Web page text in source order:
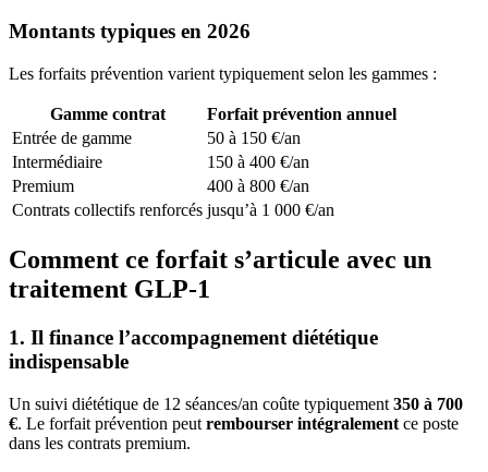
Montants typiques en 2026
Les forfaits prévention varient typiquement selon les gammes :
Gamme contrat
Forfait prévention annuel
Entrée de gamme
50 à 150 €/an
Intermédiaire
150 à 400 €/an
Premium
400 à 800 €/an
Contrats collectifs renforcés jusqu’à 1 000 €/an
Comment ce forfait s’articule avec un
traitement GLP-1
1. Il finance l’accompagnement diététique
indispensable
Un suivi diététique de 12 séances/an coûte typiquement 350 à 700
€. Le forfait prévention peut rembourser intégralement ce poste
dans les contrats premium.